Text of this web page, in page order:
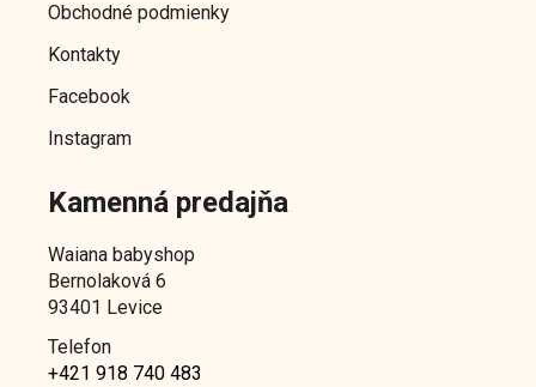
Obchodné podmienky
Kontakty
Facebook
Instagram
Kamenná predajňa
Waiana babyshop
Bernolaková 6
93401 Levice
Telefon
+421 918 740 483